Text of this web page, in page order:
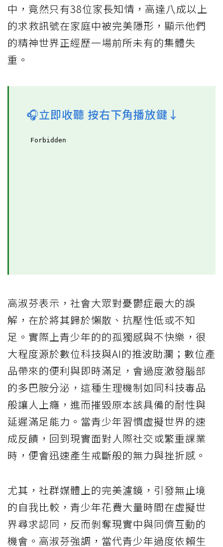
中，竟然只有38位家長知情，高達八成以上
的求救訊號在家庭中被完美隱形，顯示他們
的精神世界正經歷一場前所未有的集體失
重。
🎧立即收聽 按右下角播放鍵↓
高淑芬表示，社會大眾對憂鬱症最大的誤
解，在於將其歸於懶散、抗壓性低或不知
足。實際上青少年的的孤獨感與不快樂，很
大程度源於數位科技與AI的推波助瀾；數位產
品帶來的便利與即時滿足，會過度激發腦部
的多巴胺分泌，這種生理機制如同科技毒品
般讓人上癮，進而摧毀原本該具備的耐性與
延遲滿足能力。當青少年習慣虛擬世界的速
成反饋，回到現實面對人際社交或繁重課業
時，便會迅速產生戒斷般的無力與挫折感。
尤其，社群媒體上的完美濾鏡，引發無止境
的自我比較，青少年花費大量時間在虛擬世
界尋求認同，反而剝奪現實中與同儕互動的
機會。高淑芬強調，當代青少年過度依賴生